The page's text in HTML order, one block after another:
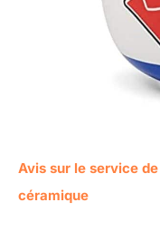
Avis sur le service
céramique